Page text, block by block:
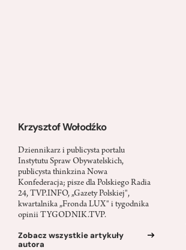
Krzysztof Wołodźko
Dziennikarz i publicysta portalu
Instytutu Spraw Obywatelskich,
publicysta thinkzina Nowa
Konfederacja; pisze dla Polskiego Radia
24, TVP.INFO, „Gazety Polskiej",
kwartalnika „Fronda LUX" i tygodnika
opinii TYGODNIK.TVP.
Zobacz wszystkie artykuły
autora